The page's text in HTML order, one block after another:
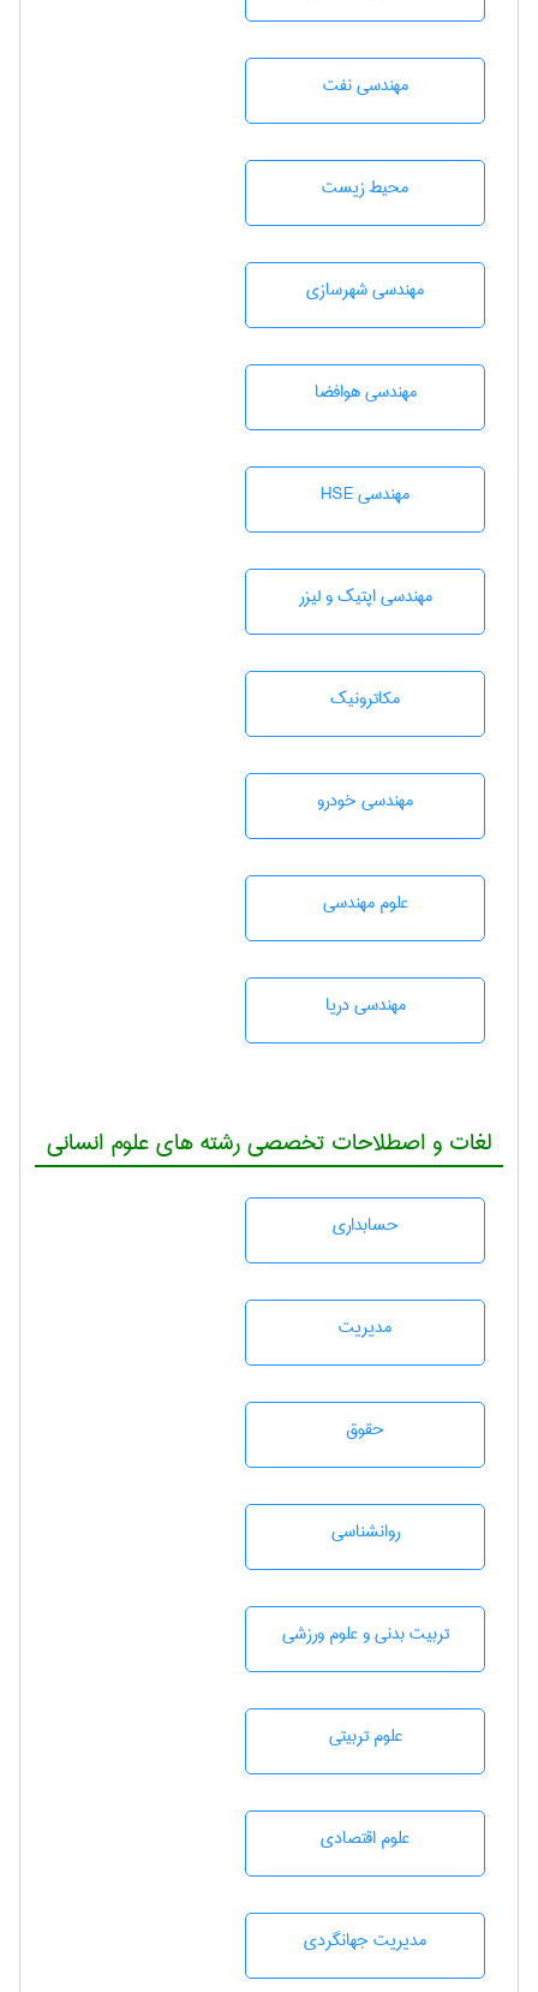
مهندسی نفت
محيط زيست
مهندسی شهرسازی
مهندسی هوافضا
مهندسی HSE
مهندسی اپتیک و لیزر
مکاترونیک
مهندسی خودرو
علوم مهندسی
مهندسی دریا
لغات و اصطلاحات تخصصی رشته های علوم انسانی
حسابداری
مديريت
حقوق
روانشناسی
تربيت بدنی و علوم ورزشی
علوم تربيتی
علوم اقتصادی
مديريت جهانگردی